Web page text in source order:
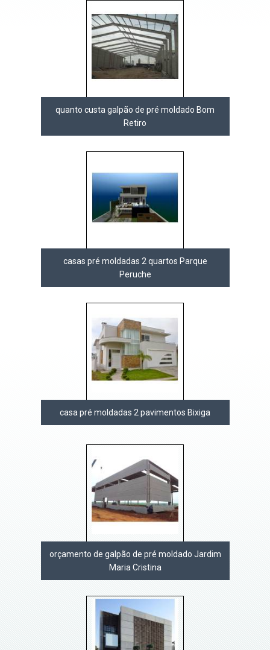
quanto custa galpão de pré moldado Bom
Retiro
casas pré moldadas 2 quartos Parque
Peruche
casa pré moldadas 2 pavimentos Bixiga
orçamento de galpão de pré moldado Jardim
Maria Cristina